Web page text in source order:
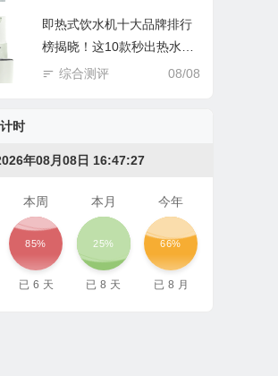
即热式饮水机十大品牌排行
榜揭晓！这10款秒出热水超
实用
08/08
综合测评
时
年08月08日 16:47:29
本周
85%
已 6 天
本月
25%
已 8 天
今年
66%
已 8 月